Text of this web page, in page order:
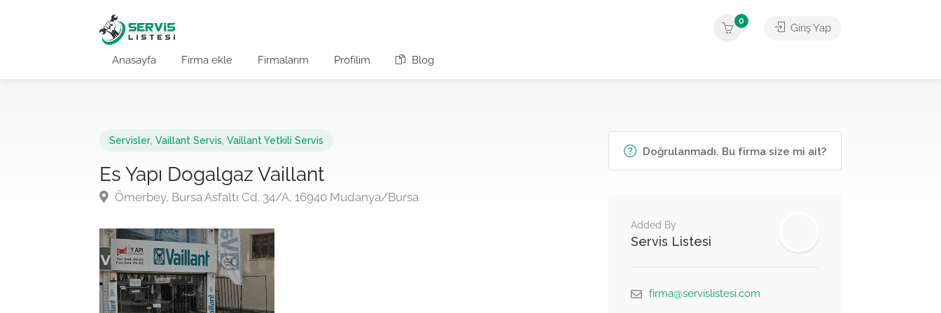
Anasayfa Firma ekle Firmalarım Profilim Blog
0
Giriş Yap
Servisler Vaillant Servis Vaillant Yetkili Servis
Es Yapı Dogalgaz Vaillant
Ömerbey, Bursa Asfaltı Cd. 34/A, 16940 Mudanya/Bursa
Doğrulanmadı. Bu firma size mi ait?
Added By
Servis Listesi
firma@servislistesi.com